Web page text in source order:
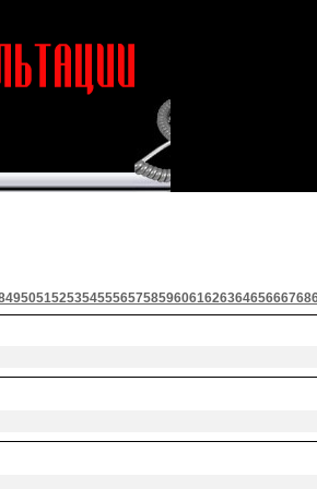
4950515253545556575859606162636465666768